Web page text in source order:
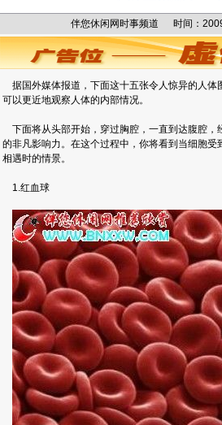
伴您休闲网时事频道 时间：
据国外媒体报道，下面这十五张令人惊异的人
可以更近地观察人体的内部情况。
下面将从头部开始，穿过胸腔，一直到达腹腔，
的非凡影响力。在这个过程中，你将看到当细胞
相遇时的情景。
1.红血球